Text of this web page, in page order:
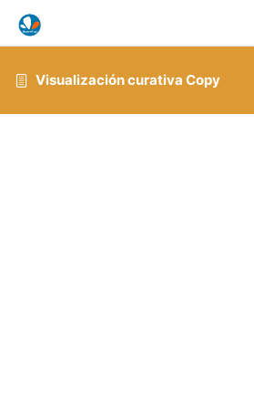
Visualización curativa Copy